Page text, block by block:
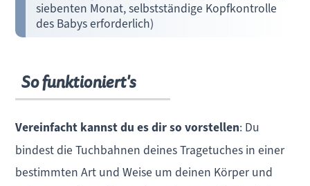
siebenten Monat, selbstständige Kopfkontrolle
des Babys erforderlich)
So funktioniert's
Vereinfacht kannst du es dir so vorstellen: Du
bindest die Tuchbahnen deines Tragetuches in einer
bestimmten Art und Weise um deinen Körper und